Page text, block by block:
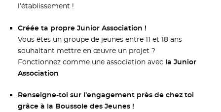
l’établissement !
Créée ta propre Junior Association !
Vous êtes un groupe de jeunes entre 11 et 18 ans
souhaitant mettre en œuvre un projet ?
Fonctionnez comme une association avec la Junior
Association
Renseigne-toi sur l’engagement près de chez toi
grâce à la Boussole des Jeunes !